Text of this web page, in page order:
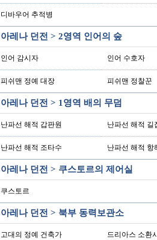
디바우어 추적병
아레나 던전 > 2영역 인어의 숲
인어 감시자 인어 수호자
피쉬맨 정예 대장 피쉬맨 정찰꾼
아레나 던전 > 1영역 배의 무덤
난파선 해적 갑판원 난파선 해적 길
난파선 해적 조타수 난파선 해적 항
아레나 던전 > 쿠스토르의 제어실
쿠스토르
아레나 던전 > 북부 동력보관소
고대의 정예 건축가 드리아스 소환